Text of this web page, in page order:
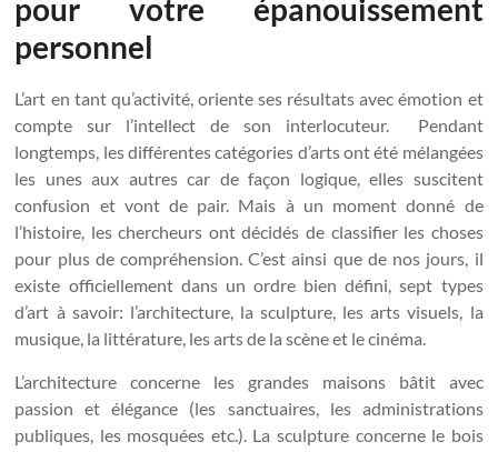
pour votre épanouissement
personnel
L’art en tant qu’activité, oriente ses résultats avec émotion et
compte sur l’intellect de son interlocuteur. Pendant
longtemps, les différentes catégories d’arts ont été mélangées
les unes aux autres car de façon logique, elles suscitent
confusion et vont de pair. Mais à un moment donné de
l’histoire, les chercheurs ont décidés de classifier les choses
pour plus de compréhension. C’est ainsi que de nos jours, il
existe officiellement dans un ordre bien défini, sept types
d’art à savoir: l’architecture, la sculpture, les arts visuels, la
musique, la littérature, les arts de la scène et le cinéma.
L’architecture concerne les grandes maisons bâtit avec
passion et élégance (les sanctuaires, les administrations
publiques, les mosquées etc.). La sculpture concerne le bois